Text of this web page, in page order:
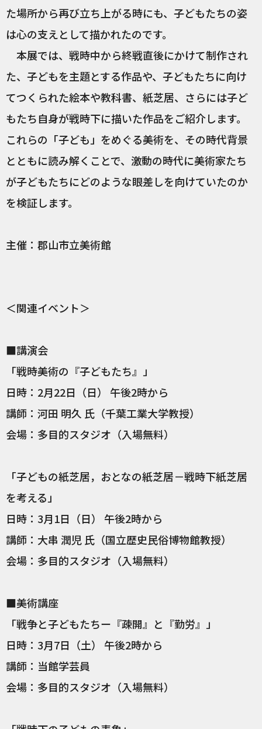
た場所から再び立ち上がる時にも、子どもたちの姿
は心の支えとして描かれたのです。
本展では、戦時中から終戦直後にかけて制作され
た、子どもを主題とする作品や、子どもたちに向け
てつくられた絵本や教科書、紙芝居、さらには子ど
もたち自身が戦時下に描いた作品をご紹介します。
これらの「子ども」をめぐる美術を、その時代背景
とともに読み解くことで、激動の時代に美術家たち
が子どもたちにどのような眼差しを向けていたのか
を検証します。
主催：郡山市立美術館
＜関連イベント＞
■講演会
「戦時美術の『子どもたち』」​
日時：2月22日（日） 午後2時から
講師：河田 明久 氏（千葉工業大学教授）
会場：多目的スタジオ（入場無料）
「子どもの紙芝居，おとなの紙芝居－戦時下紙芝居
を考える」
​日時：3月1日（日） 午後2時から
講師：大串 潤児 氏（国立歴史民俗博物館教授）
会場：多目的スタジオ（入場無料）
■美術講座
​「戦争と子どもたちー『疎開』と『勤労』」​
日時：3月7日（土） 午後2時から
講師：当館学芸員
会場：多目的スタジオ（入場無料）​